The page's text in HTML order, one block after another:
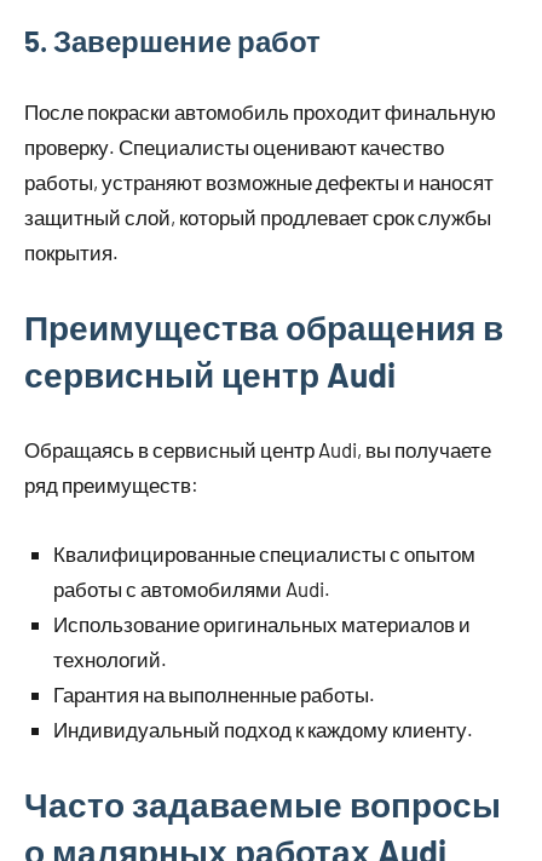
5. Завершение работ
После покраски автомобиль проходит финальную
проверку. Специалисты оценивают качество
работы, устраняют возможные дефекты и наносят
защитный слой, который продлевает срок службы
покрытия.
Преимущества обращения в
сервисный центр Audi
Обращаясь в сервисный центр Audi, вы получаете
ряд преимуществ:
Квалифицированные специалисты с опытом
работы с автомобилями Audi.
Использование оригинальных материалов и
технологий.
Гарантия на выполненные работы.
Индивидуальный подход к каждому клиенту.
Часто задаваемые вопросы
о малярных работах Audi